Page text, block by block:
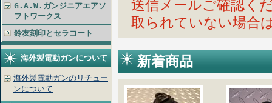
G.A.W.ガンジニアエアソ
フトワークス
鈴友刻印とセラコート
海外製電動ガンについて
海外製電動ガンのリチュー
ンについて
送信メールご確認く
取られていない場合
新着商品